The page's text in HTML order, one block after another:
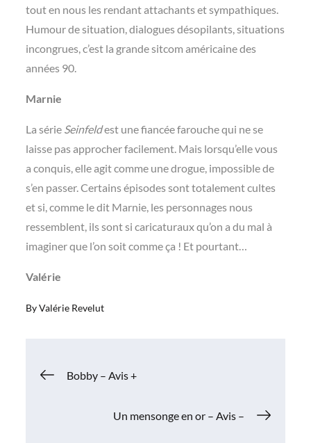
tout en nous les rendant attachants et sympathiques.
Humour de situation, dialogues désopilants, situations
incongrues, c’est la grande sitcom américaine des
années 90.
Marnie
La série Seinfeldest une fiancée farouche qui ne se
laisse pas approcher facilement. Mais lorsqu’elle vous
a conquis, elle agit comme une drogue, impossible de
s’en passer. Certains épisodes sont totalement cultes
et si, comme le dit Marnie, les personnages nous
ressemblent, ils sont si caricaturaux qu’on a du mal à
imaginer que l’on soit comme ça ! Et pourtant…
Valérie
ByValérie Revelut
Navigation
Bobby – Avis +
Un mensonge en or – Avis –